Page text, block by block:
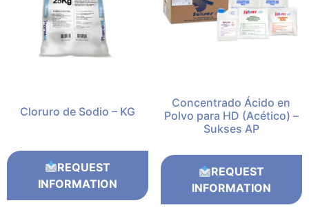
Cloruro de Sodio – KG
REQUEST
INFORMATION
Concentrado Ácido en
Polvo para HD (Acético) –
Sukses AP
REQUEST
INFORMATION